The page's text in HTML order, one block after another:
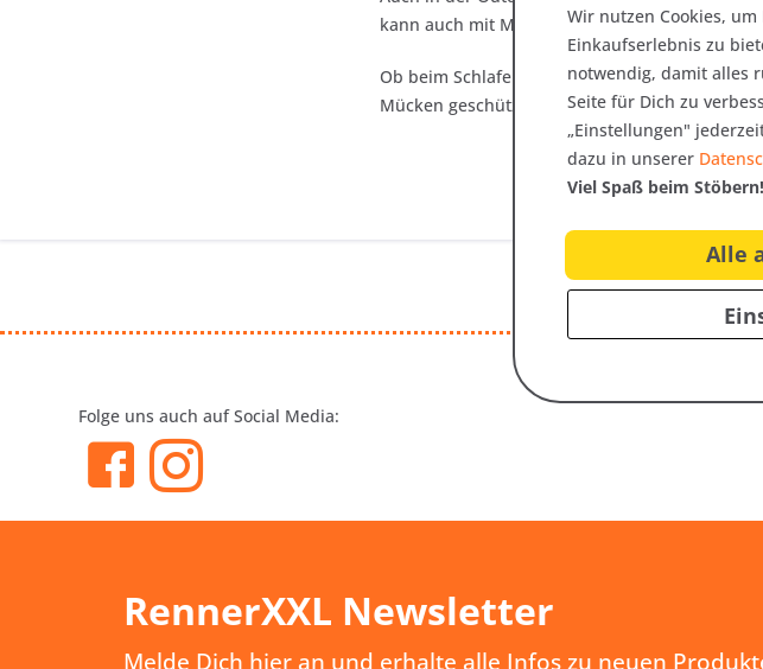
kann auch mit Mückenschutz-Features
Ob beim Schlafen unter freiem Himmel, auf
Mücken geschützt. Entdecke jetzt unsere
Folge uns auch auf Social Media:
RennerXXL Newsletter
Melde Dich hier an und erhalte alle Infos zu neuen
Wir nutzen Cookies,
Einkaufserlebnis zu
notwendig, damit alles
Seite für Dich zu
„Einstellungen"
dazu in unserer
Viel Spaß beim
Alle